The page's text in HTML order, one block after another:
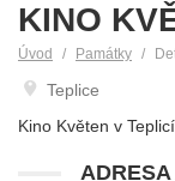
KINO
Úvod Památky
Teplice
Kino Květen v